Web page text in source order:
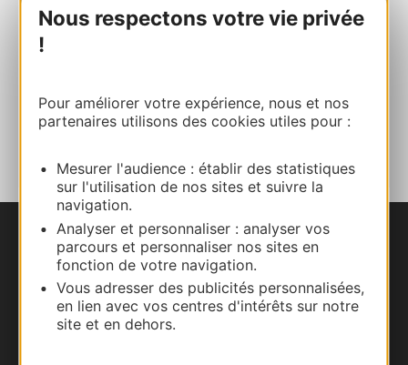
Nous respectons votre vie privée
!
Pour améliorer votre expérience, nous et nos
partenaires utilisons des cookies utiles pour :
Mesurer l'audience : établir des statistiques
sur l'utilisation de nos sites et suivre la
navigation.
Analyser et personnaliser : analyser vos
parcours et personnaliser nos sites en
fonction de votre navigation.
Vous adresser des publicités personnalisées,
en lien avec vos centres d'intérêts sur notre
site et en dehors.
Site internet
AJOUTER
Nous contacter
Carte interactive
Documentation